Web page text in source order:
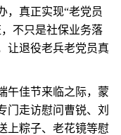
，真正实现“老党员
不只是社保业务落
让退役老兵老党员真
佳节来临之际，蒙
门走访慰问曹锐、刘
上粽子、老花镜等慰